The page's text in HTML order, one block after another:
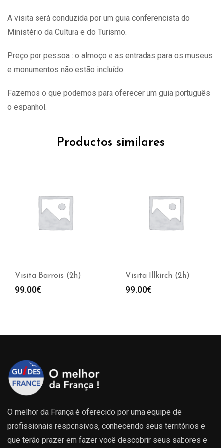
A visita será conduzida por um guia conferencista do
Ministério da Cultura e do Turismo.
Preço por pessoa : o almoço e as entradas para os museus
e monumentos não estão incluído.
Fazemos o que podemos para oferecer um guia português
o espanhol.
Productos similares
Visita Illkirch (2h)
99.00€
Visita Metz (2h)
99.00€
O melhor da França é oferecido por uma equipe de
profissionais responsivos, conhecendo seus territórios e
que terão prazer em fazer você descobrir seus sabores e